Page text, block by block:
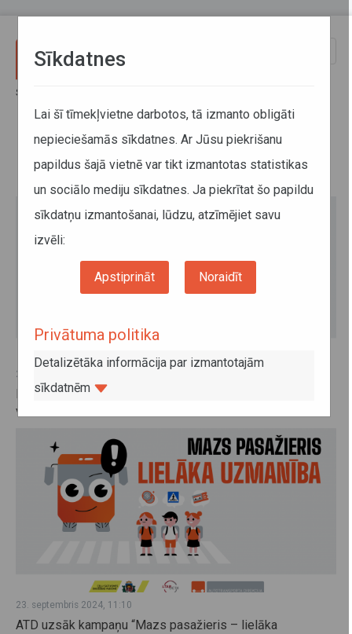
Sākums
Mazs pasažieris - lielāka
uzmanība
24. septembris 2024, 14:46
Pieteikšanās Bērniem drošas pārvietošanās dienas
vebināram
23. septembris 2024, 11:10
ATD uzsāk kampaņu “Mazs pasažieris – lielāka
Sīkdatnes
Lai šī tīmekļvietne darbotos, tā izmanto obligāti
nepieciešamās sīkdatnes. Ar Jūsu piekrišanu
papildus šajā vietnē var tikt izmantotas statistikas
un sociālo mediju sīkdatnes. Ja piekrītat šo papildu
sīkdatņu izmantošanai, lūdzu, atzīmējiet savu
izvēli:
Apstiprināt Noraidīt
Privātuma politika
Detalizētāka informācija par izmantotajām
sīkdatnēm